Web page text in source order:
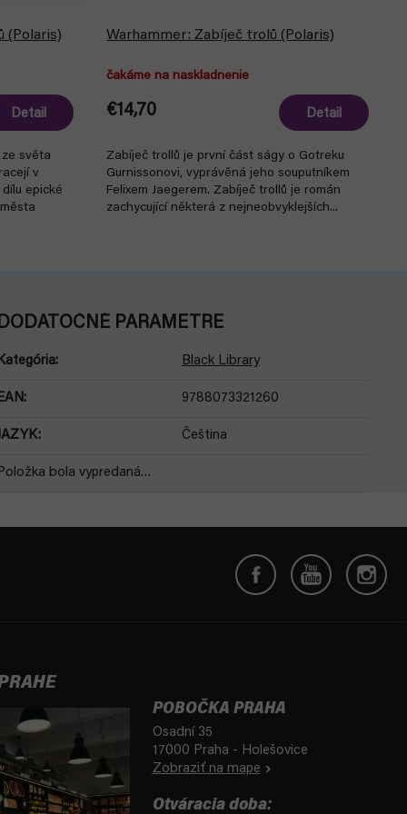
(Polaris)
Detail
světa
v
epické
Warhammer: Zabíječ trolů (Polaris)
čakáme na naskladnenie
€14,70 Detail
Zabíječ trollů je první část ságy o Gotreku
Gurnissonovi, vyprávěná jeho souputníkem
Felixem Jaegerem. Zabíječ trollů je román
zachycující některá z nejneobvyklejších...
PARAMETRE
: Black Library
: 9788073321260
: Čeština
bola vypredaná…
POBOČKA PRAHA
Osadní 35
17000 Praha - Holešovice
Zobraziť na mape
Otváracia doba: